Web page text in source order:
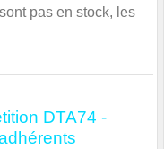
pas en stock, les
DTA74 -